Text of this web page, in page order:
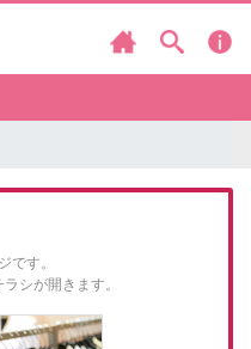
です。
シが開きます。